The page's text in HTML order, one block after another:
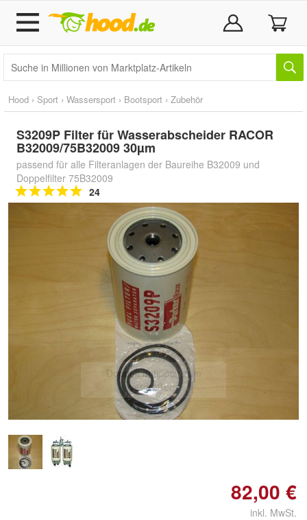
Hood › Sport › Wassersport › Bootsport › Zubehör
S3209P Filter für Wasserabscheider RACOR
B32009/75B32009 30µm
passend für alle Filteranlagen der Baureihe B32009 und
Doppelfilter 75B32009
24
Doppelt antippen zum
vergrößern
82,00 €
inkl. MwSt.